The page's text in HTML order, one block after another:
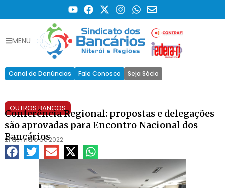
MENU
Canal de Denúncias Fale Conosco Seja Sócio
OUTROS BANCOS
Conferência Regional: propostas e delegações
são aprovadas para Encontro Nacional dos
Bancários
21 de maio de 2022